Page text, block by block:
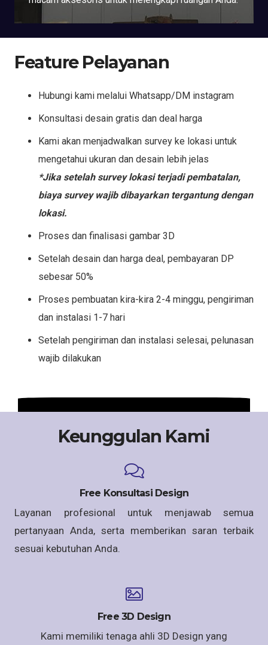
Feature Pelayanan
Hubungi kami melalui Whatsapp/DM instagram
Konsultasi desain gratis dan deal harga
Kami akan menjadwalkan survey ke lokasi untuk
mengetahui ukuran dan desain lebih jelas
*Jika setelah survey lokasi terjadi pembatalan,
biaya survey wajib dibayarkan tergantung dengan
lokasi.
Proses dan finalisasi gambar 3D
Setelah desain dan harga deal, pembayaran DP
sebesar 50%
Proses pembuatan kira-kira 2-4 minggu, pengiriman
dan instalasi 1-7 hari
Setelah pengiriman dan instalasi selesai, pelunasan
wajib dilakukan
Keunggulan Kami
Free Konsultasi Design
Layanan profesional untuk menjawab semua
pertanyaan Anda, serta memberikan saran terbaik
sesuai kebutuhan Anda.
Free 3D Design
Kami memiliki tenaga ahli 3D Design yang